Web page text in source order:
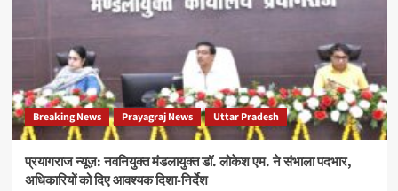
Breaking News Prayagraj News Uttar Pradesh
प्रयागराज न्यूज़: नवनियुक्त मंडलायुक्त डॉ. लोकेश एम. ने संभाला पदभार,
अधिकारियों को दिए आवश्यक दिशा-निर्देश